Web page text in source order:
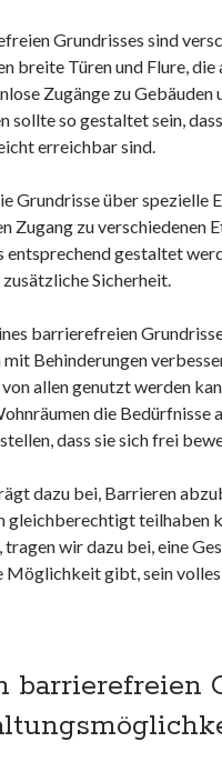
Grundrisses sind
breite Türen und Flure,
Zugänge zu Gebäuden
sollte so gestaltet sein,
erreichbar sind.
Grundrisse über spezielle
Zugang zu verschiedenen
gestaltet
Sicherheit.
barrierefreien
Behinderungen
allen genutzt werden
die Bedürfnisse
dass sie sich frei
dazu bei, Barrieren
gleichberechtigt teilhaben
wir dazu bei, eine
gibt, sein
barrierefreien